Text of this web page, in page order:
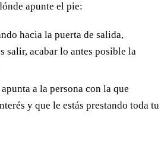
apunte el pie:
hacia la puerta de salida,
salir, acabar lo antes posible la
a la persona con la que
y que le estás prestando toda tu